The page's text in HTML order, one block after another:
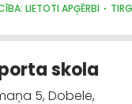
brīvā laika
iekārtu un
LIETOTI APĢĒRBI
skola
5, Dobele,